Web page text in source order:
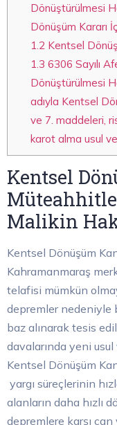
Dönüştürülmesi
Dönüşüm Kararı
1.2Kentsel
1.3 6306 Sayılı
Dönüştürülmesi
adıyla Kentsel
ve 7. maddeleri,
karot alma usul
Kentsel
Malikin
Kentsel Dönüşüm
Kahramanmaraş
telafisi mümkün
depremler nedeniyle
baz alınarak tesis
davalarında yeni
Kentsel Dönüşüm
yargı süreçlerinin
alanların daha hızlı
depremlere karşı can